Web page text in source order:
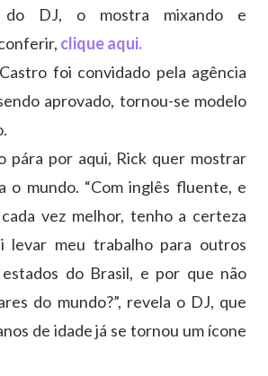
do DJ, o mostra mixando e
clique aqui.
foi convidado pela agência
aprovado, tornou-se modelo
pára por aqui, Rick quer mostrar
o mundo. “Com inglês fluente, e
vez melhor, tenho a certeza
levar meu trabalho para outros
do Brasil, e por que não
do mundo?”, revela o DJ, que
de idade já se tornou um ícone